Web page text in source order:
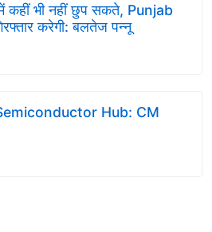
कहीं भी नहीं छुप सकते, Punjab
करेगी: बलतेज पन्नू
Hub: CM